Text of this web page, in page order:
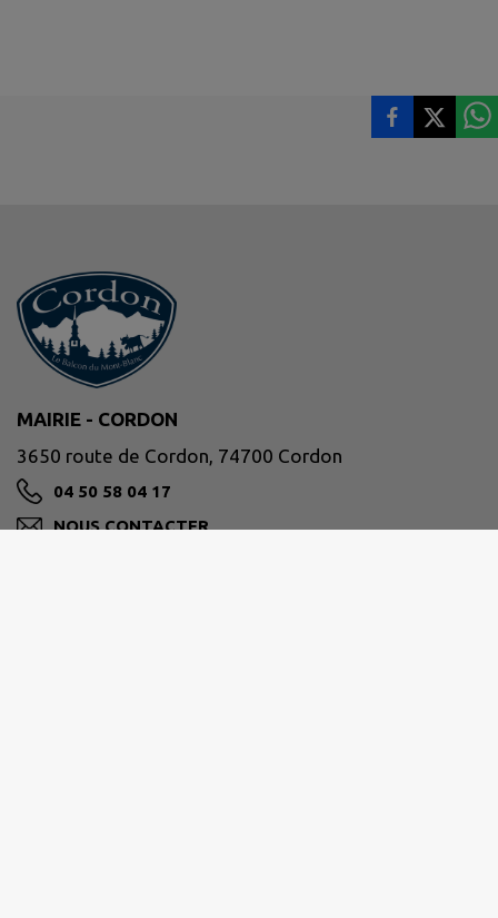
MAIRIE - CORDON
3650 route de Cordon, 74700 Cordon
04 50 58 04 17
NOUS CONTACTER